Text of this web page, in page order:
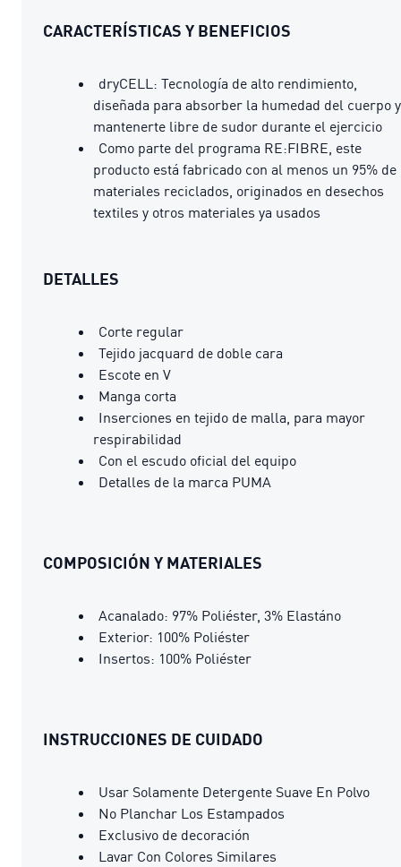
CARACTERÍSTICAS Y BENEFICIOS
dryCELL: Tecnología de alto rendimiento,
diseñada para absorber la humedad del cuerpo y
mantenerte libre de sudor durante el ejercicio
Como parte del programa RE:FIBRE, este
producto está fabricado con al menos un 95% de
materiales reciclados, originados en desechos
textiles y otros materiales ya usados
DETALLES
Corte regular
Tejido jacquard de doble cara
Escote en V
Manga corta
Inserciones en tejido de malla, para mayor
respirabilidad
Con el escudo oficial del equipo
Detalles de la marca PUMA
COMPOSICIÓN Y MATERIALES
Acanalado: 97% Poliéster, 3% Elastáno
Exterior: 100% Poliéster
Insertos: 100% Poliéster
INSTRUCCIONES DE CUIDADO
Usar Solamente Detergente Suave En Polvo
No Planchar Los Estampados
Exclusivo de decoración
Lavar Con Colores Similares